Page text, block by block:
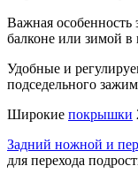
Важная особенность
балконе или зимой в
Удобные и
подседельного
Широкие покрышки
Задний ножной и
для перехода